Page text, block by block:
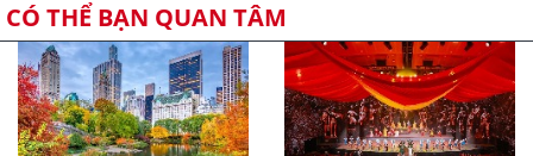
CÓ THỂ BẠN QUAN TÂM